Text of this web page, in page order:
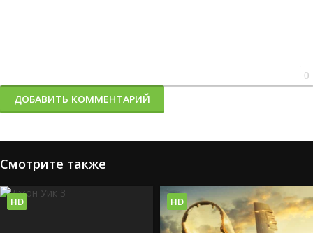
0
ДОБАВИТЬ КОММЕНТАРИЙ
Смотрите также
HD HD